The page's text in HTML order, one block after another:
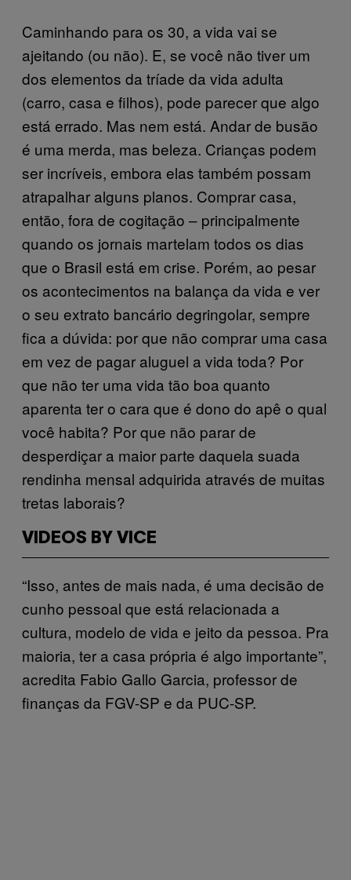
Caminhando para os 30, a vida vai se
ajeitando (ou não). E, se você não tiver um
dos elementos da tríade da vida adulta
(carro, casa e filhos), pode parecer que algo
está errado. Mas nem está. Andar de busão
é uma merda, mas beleza. Crianças podem
ser incríveis, embora elas também possam
atrapalhar alguns planos. Comprar casa,
então, fora de cogitação – principalmente
quando os jornais martelam todos os dias
que o Brasil está em crise. Porém, ao pesar
os acontecimentos na balança da vida e ver
o seu extrato bancário degringolar, sempre
fica a dúvida: por que não comprar uma casa
em vez de pagar aluguel a vida toda? Por
que não ter uma vida tão boa quanto
aparenta ter o cara que é dono do apê o qual
você habita? Por que não parar de
desperdiçar a maior parte daquela suada
rendinha mensal adquirida através de muitas
tretas laborais?
VIDEOS BY VICE
“Isso, antes de mais nada, é uma decisão de
cunho pessoal que está relacionada a
cultura, modelo de vida e jeito da pessoa. Pra
maioria, ter a casa própria é algo importante”,
acredita Fabio Gallo Garcia, professor de
finanças da FGV-SP e da PUC-SP.